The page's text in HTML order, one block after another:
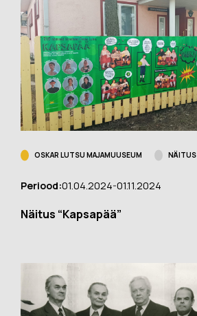
OSKAR LUTSU MAJAMUUSEUM NÄITUS
Periood:01.04.2024-01.11.2024
Näitus “Kapsapää”